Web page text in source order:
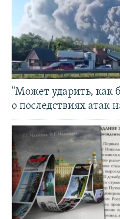
"Может ударить, как
о последствиях атак